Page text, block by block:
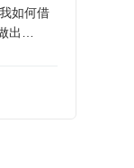
如何借
出